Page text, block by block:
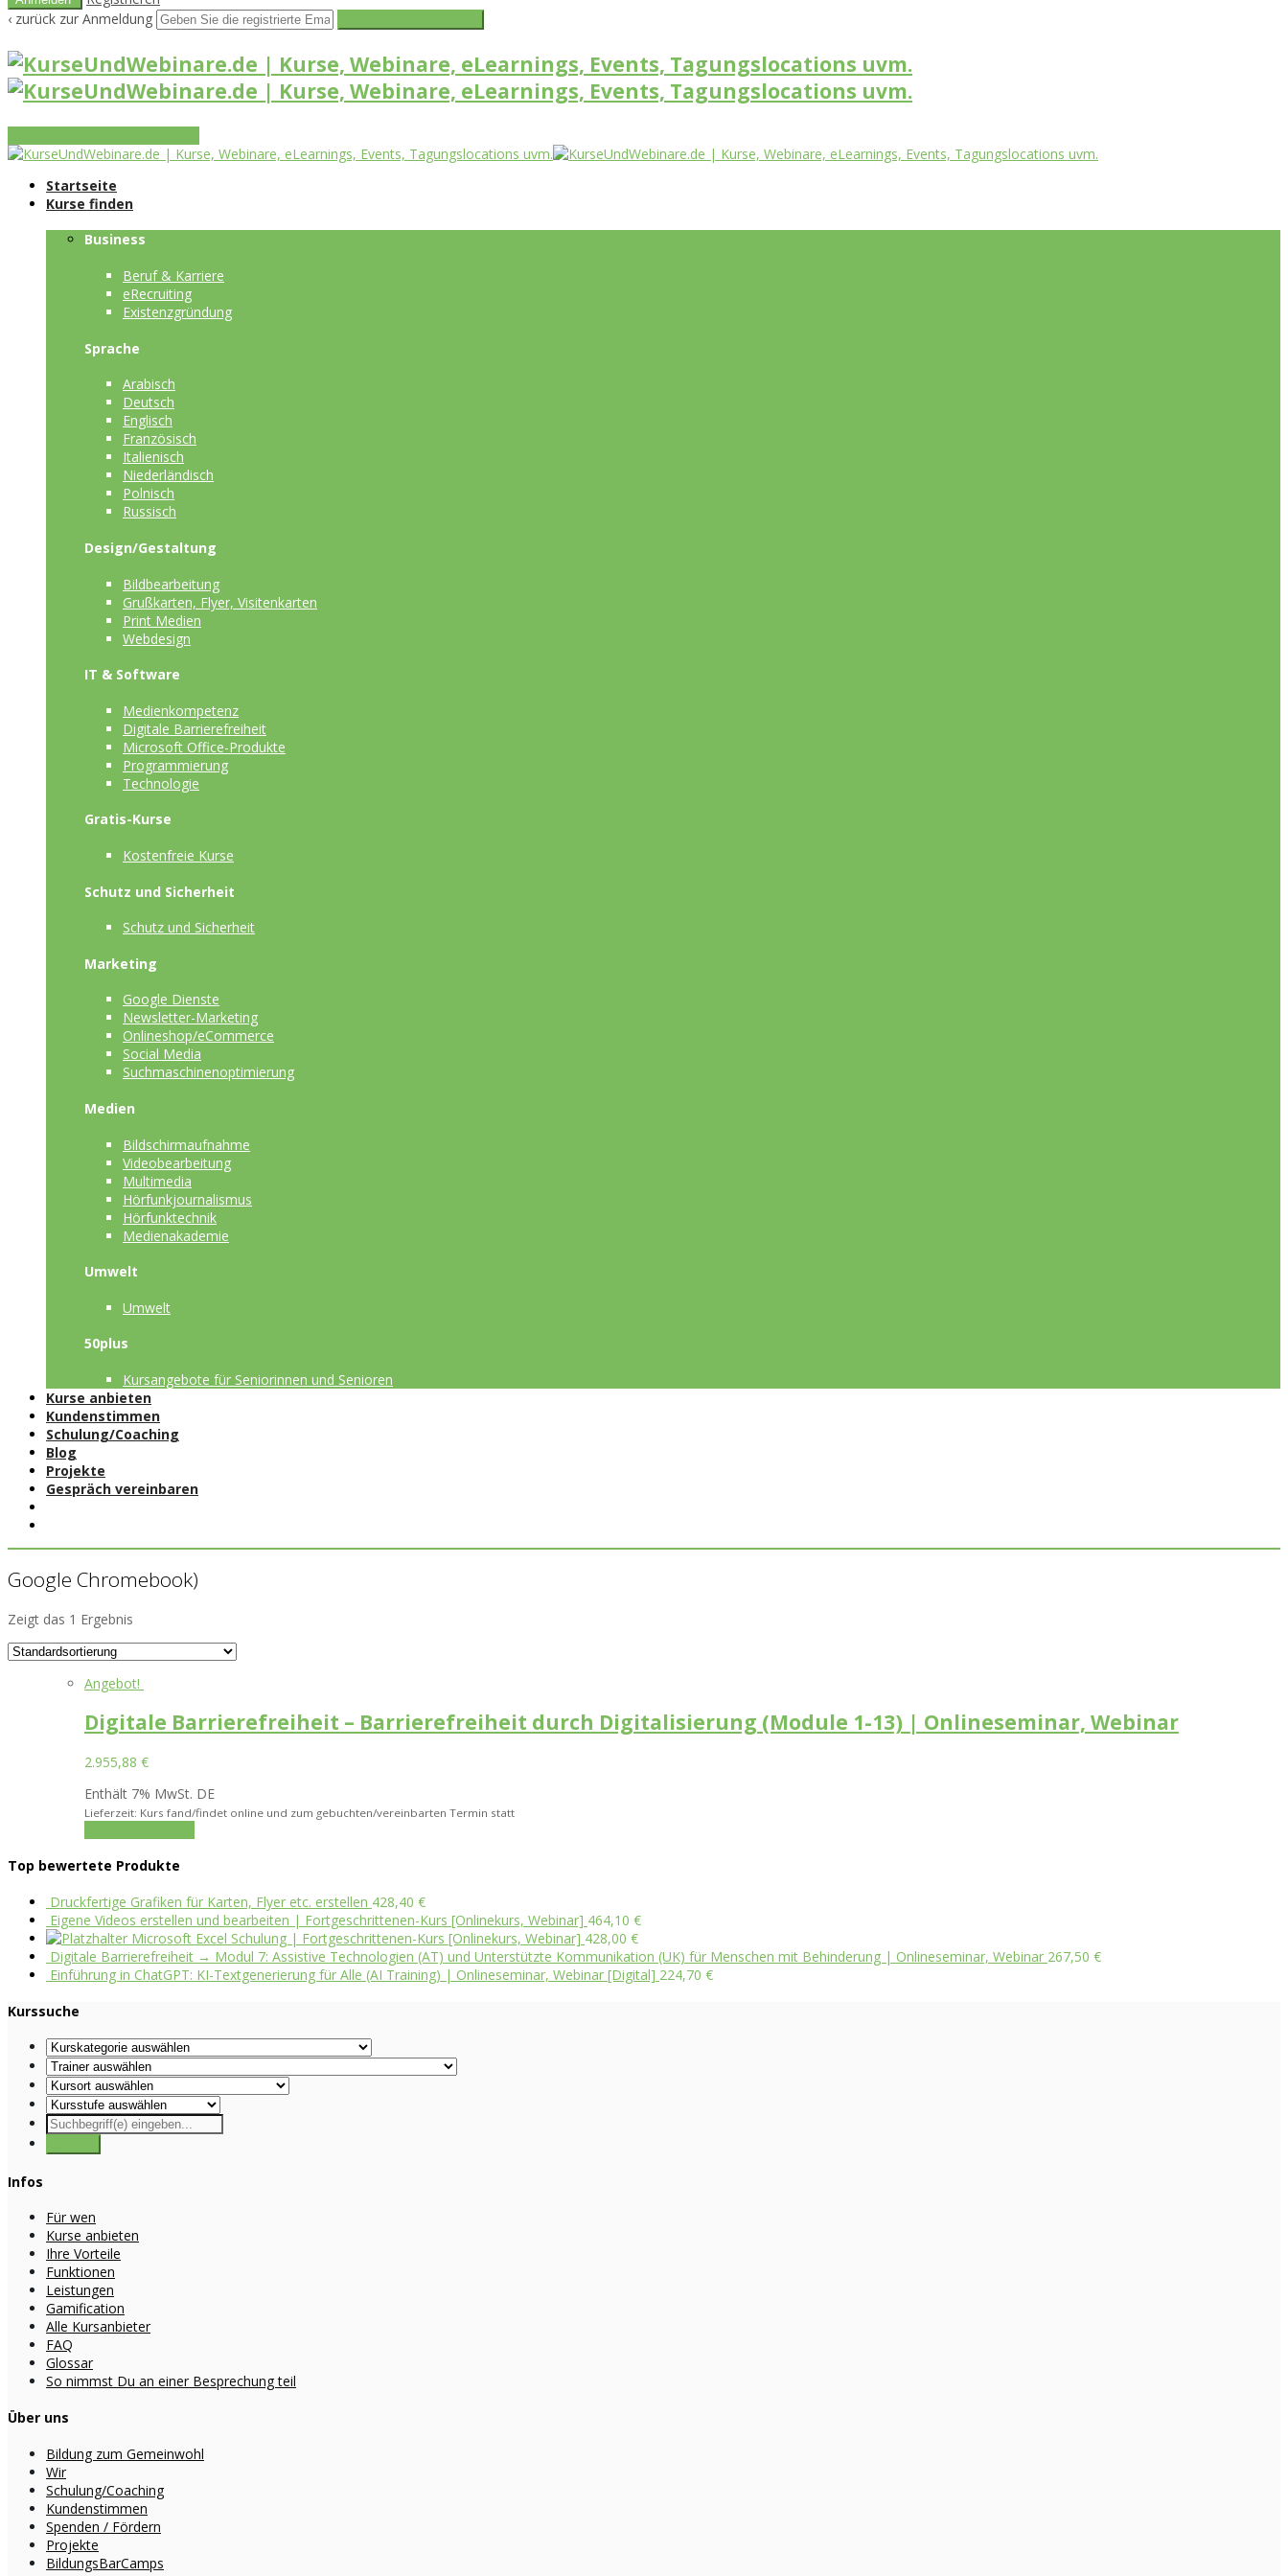
‹ zurück zur Anmeldung
Startseite
Kurse finden
Business
Beruf & Karriere
eRecruiting
Existenzgründung
Sprache
Arabisch
Deutsch
Englisch
Französisch
Italienisch
Niederländisch
Polnisch
Russisch
Design/Gestaltung
Bildbearbeitung
Grußkarten, Flyer, Visitenkarten
Print Medien
Webdesign
IT & Software
Medienkompetenz
Digitale Barrierefreiheit
Microsoft Office-Produkte
Programmierung
Technologie
Gratis-Kurse
Kostenfreie Kurse
Schutz und Sicherheit
Schutz und Sicherheit
Marketing
Google Dienste
Newsletter-Marketing
Onlineshop/eCommerce
Social Media
Suchmaschinenoptimierung
Medien
Bildschirmaufnahme
Videobearbeitung
Multimedia
Hörfunkjournalismus
Hörfunktechnik
Medienakademie
Umwelt
Umwelt
50plus
Kursangebote für Seniorinnen und Senioren
Kurse anbieten
Kundenstimmen
Schulung/Coaching
Blog
Projekte
Gespräch vereinbaren
Google Chromebook)
Zeigt das 1 Ergebnis
Angebot!
Digitale Barrierefreiheit – Barrierefreiheit durch Digitalisierung (Module 1-13) | Onlineseminar, Webinar
2.955,88 €
Enthält 7% MwSt. DE
Lieferzeit: Kurs fand/findet online und zum gebuchten/vereinbarten Termin statt
Top bewertete Produkte
Druckfertige Grafiken für Karten, Flyer etc. erstellen 428,40 €
Eigene Videos erstellen und bearbeiten | Fortgeschrittenen-Kurs [Onlinekurs, Webinar] 464,10 €
Microsoft Excel Schulung | Fortgeschrittenen-Kurs [Onlinekurs, Webinar] 428,00 €
Digitale Barrierefreiheit → Modul 7: Assistive Technologien (AT) und Unterstützte Kommunikation (UK) für Menschen mit Behinderung | Onlineseminar, Webinar 267,50 €
Einführung in ChatGPT: KI-Textgenerierung für Alle (AI Training) | Onlineseminar, Webinar [Digital] 224,70 €
Kurssuche
Infos
Für wen
Kurse anbieten
Ihre Vorteile
Funktionen
Leistungen
Gamification
Alle Kursanbieter
FAQ
Glossar
So nimmst Du an einer Besprechung teil
Über uns
Bildung zum Gemeinwohl
Wir
Schulung/Coaching
Kundenstimmen
Spenden / Fördern
Projekte
BildungsBarCamps